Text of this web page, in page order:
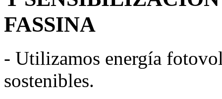
FASSINA
- Utilizamos energía
sostenibles.